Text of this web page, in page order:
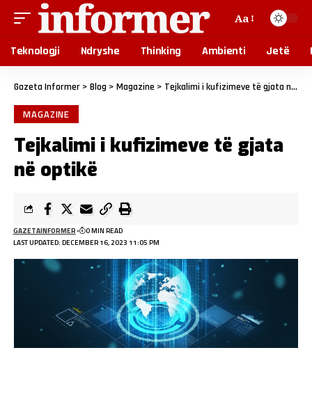
Aa
Teknologji Ndryshe Thinking Ambienti Jetë
Gazeta Informer > Blog > Magazine > Tejkalimi i kufizimeve të gjata në optikë
MAGAZINE
Tejkalimi i kufizimeve të gjata
në optikë
LAST UPDATED: DECEMBER 16, 2023 11:05 PM
GAZETAINFORMER 0 MIN READ